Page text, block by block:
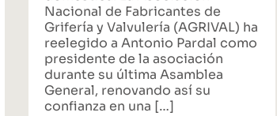
Nacional de Fabricantes de
Grifería y Valvulería (AGRIVAL) ha
reelegido a Antonio Pardal como
presidente de la asociación
durante su última Asamblea
General, renovando así su
confianza en una […]